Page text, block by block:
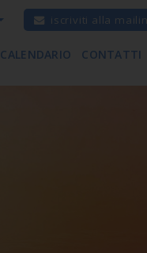
iscriviti alla
CALENDARIO CONTATTI